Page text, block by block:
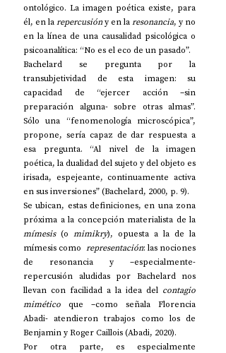
ontológico. La imagen poética existe, para
él, en la repercusión y en la resonancia, y no
en la línea de una causalidad psicológica o
psicoanalítica: “No es el eco de un pasado”.
Bachelard se pregunta por la
transubjetividad de esta imagen: su
capacidad de “ejercer acción –sin
preparación alguna- sobre otras almas”.
Sólo una “fenomenología microscópica”,
propone, sería capaz de dar respuesta a
esa pregunta. “Al nivel de la imagen
poética, la dualidad del sujeto y del objeto es
irisada, espejeante, continuamente activa
en sus inversiones” (Bachelard, 2000, p. 9).
Se ubican, estas definiciones, en una zona
mímesis (o mimikry), opuesta a la de la
mímesis como representación: las nociones
de resonancia y –especialmente-
repercusión aludidas por Bachelard nos
llevan con facilidad a la idea del contagio
mimético que –como señala Florencia
Abadi- atendieron trabajos como los de
Benjamin y Roger Caillois (Abadi, 2020).
Por otra parte, es especialmente